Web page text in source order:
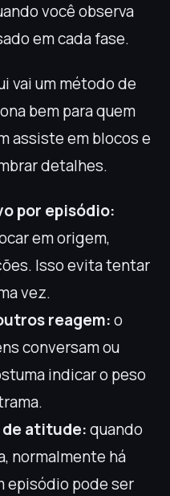
você observa
em cada fase.
vai um método de
bem para quem
assiste em blocos e
detalhes.
por episódio:
em origem,
Isso evita tentar
vez.
reagem:o
conversam ou
indicar o peso
de atitude:quando
normalmente há
episódio pode ser